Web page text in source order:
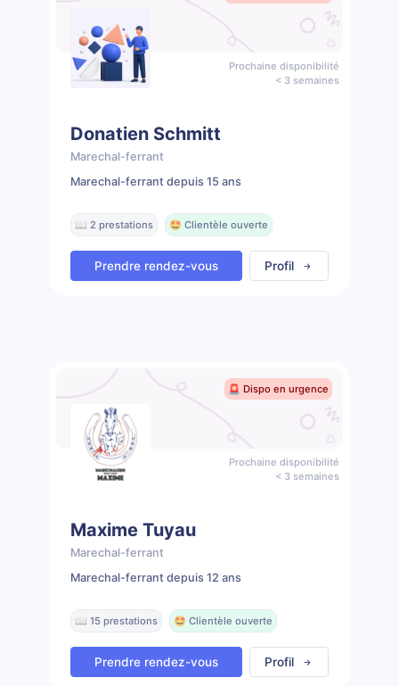
Prochaine disponibilité
< 3 semaines
Donatien Schmitt
Marechal-ferrant
Marechal-ferrant depuis 15 ans
📖 2 prestations 🤩 Clientèle ouverte
Prendre rendez-vous Profil
🚨 Dispo en urgence
Prochaine disponibilité
< 3 semaines
Maxime Tuyau
Marechal-ferrant
Marechal-ferrant depuis 12 ans
📖 15 prestations 🤩 Clientèle ouverte
Prendre rendez-vous Profil